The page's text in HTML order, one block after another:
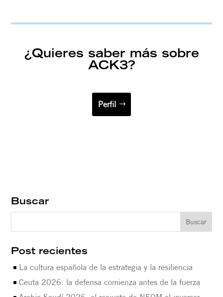
¿Quieres saber más sobre
ACK3?
Perfil
Buscar
Post recientes
La cultura española de la estrategia y la resiliencia
Ceuta 2026: la defensa comienza antes de la fuerza